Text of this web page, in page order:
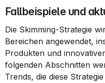
Fallbeispiele und
Die Skimming-Strategie
Bereichen angewendet,
Produkten und
folgenden Abschnitten
Trends, die diese